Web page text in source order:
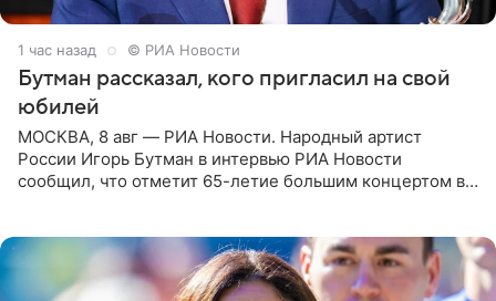
1 час назад © РИА Новости
Бутман рассказал, кого пригласил на свой
юбилей
МОСКВА, 8 авг — РИА Новости. Народный артист
России Игорь Бутман в интервью РИА Новости
сообщил, что отметит 65-летие большим концертом в